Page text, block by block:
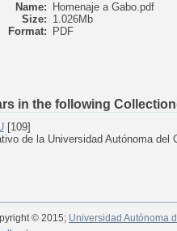
Name:
Homenaje a Gabo.pdf
Size: 1.026Mb
Format:
PDF
in the following
[109]
de la Universidad Autónoma del
© 2015; Universidad Autónoma